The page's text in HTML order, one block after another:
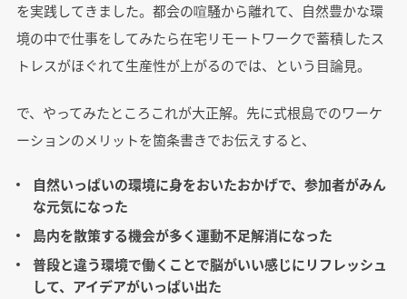
を実践してきました。都会の喧騒から離れて、自然豊かな環
境の中で仕事をしてみたら在宅リモートワークで蓄積したス
トレスがほぐれて生産性が上がるのでは、という目論見。
で、やってみたところこれが大正解。先に式根島でのワーケ
ーションのメリットを箇条書きでお伝えすると、
自然いっぱいの環境に身をおいたおかげで、参加者がみん
な元気になった
島内を散策する機会が多く運動不足解消になった
普段と違う環境で働くことで脳がいい感じにリフレッシュ
して、アイデアがいっぱい出た